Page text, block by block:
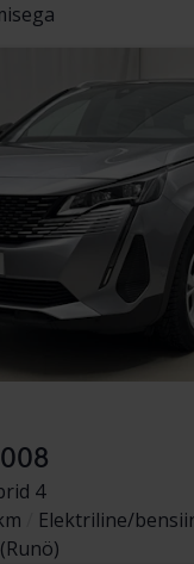
4
Elektriline/